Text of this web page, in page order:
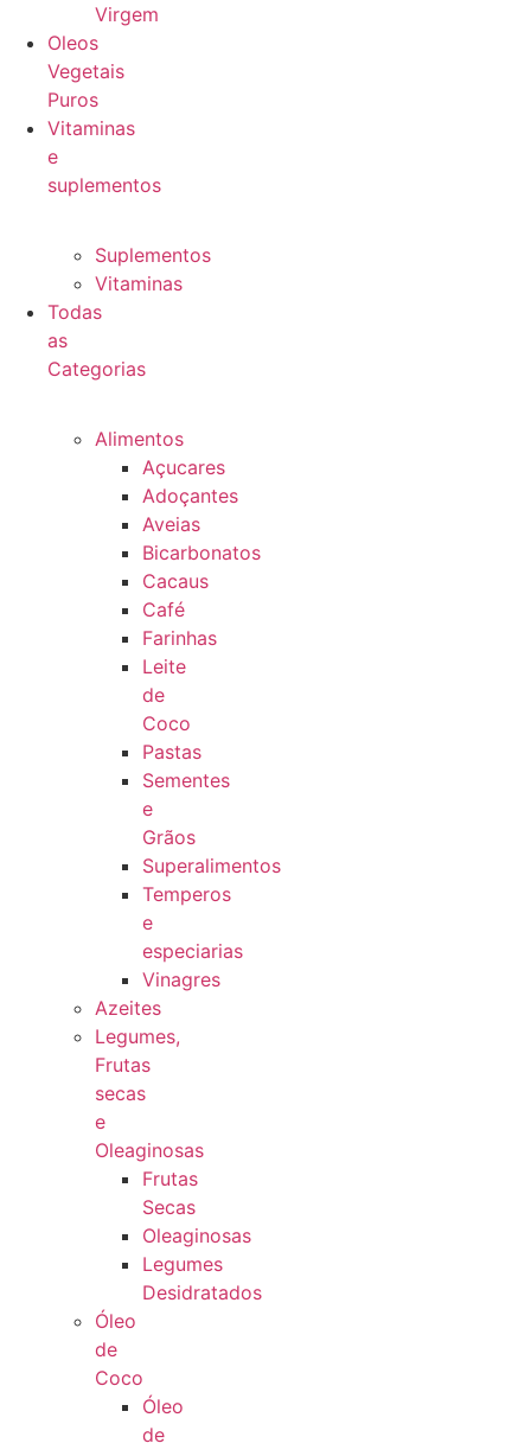
Virgem
Oleos
Vegetais
Puros
Vitaminas
e
suplementos
Suplementos
Vitaminas
Todas
as
Categorias
Alimentos
Açucares
Adoçantes
Aveias
Bicarbonatos
Cacaus
Café
Farinhas
Leite
de
Coco
Pastas
Sementes
e
Grãos
Superalimentos
Temperos
e
especiarias
Vinagres
Azeites
Legumes,
Frutas
secas
e
Oleaginosas
Frutas
Secas
Oleaginosas
Legumes
Desidratados
Óleo
de
Coco
Óleo
de